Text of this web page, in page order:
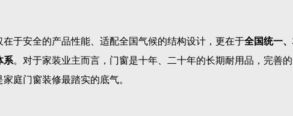
于安全的产品性能、适配全国气候的结构设计，更在于全国统一
系。对于家装业主而言，门窗是十年、二十年的长期耐用品，完善
庭门窗装修最踏实的底气。